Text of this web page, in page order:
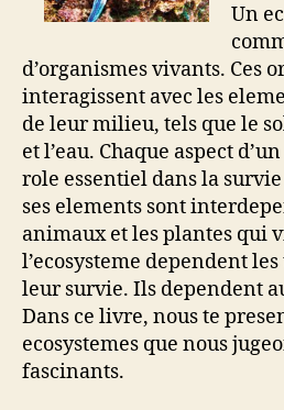
Un
d’organismes vivants. Ces
interagissent avec les
de leur milieu, tels que le
et l’eau. Chaque aspect
role essentiel dans la
ses elements sont
animaux et les plantes qui
l’ecosysteme dependent
leur survie. Ils dependent
Dans ce livre, nous te
ecosystemes que nous
fascinants.